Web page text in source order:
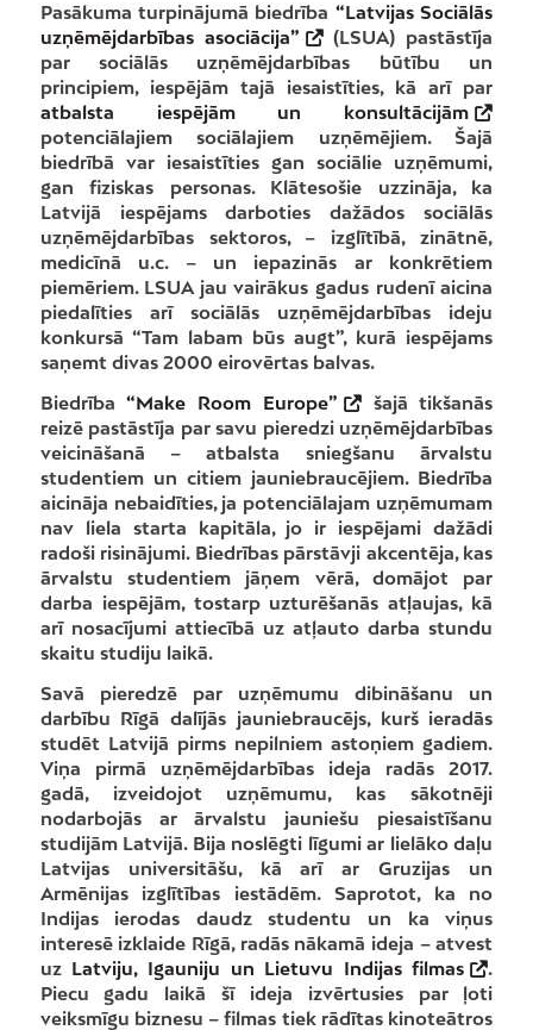
Pasākuma turpinājumā biedrība “Latvijas Sociālās
uzņēmējdarbības asociācija”
(LSUA) pastāstīja
par sociālās uzņēmējdarbības būtību un
principiem, iespējām tajā iesaistīties, kā arī par
atbalsta iespējām un konsultācijām
potenciālajiem sociālajiem uzņēmējiem. Šajā
biedrībā var iesaistīties gan sociālie uzņēmumi,
gan fiziskas personas. Klātesošie uzzināja, ka
Latvijā iespējams darboties dažādos sociālās
uzņēmējdarbības sektoros, – izglītībā, zinātnē,
medicīnā u.c. – un iepazinās ar konkrētiem
piemēriem. LSUA jau vairākus gadus rudenī aicina
piedalīties arī sociālās uzņēmējdarbības ideju
konkursā “Tam labam būs augt”, kurā iespējams
saņemt divas 2000 eirovērtas balvas.
Biedrība“Make Room Europe”
šajā tikšanās
reizē pastāstīja par savu pieredzi uzņēmējdarbības
veicināšanā – atbalsta sniegšanu ārvalstu
studentiem un citiem jauniebraucējiem. Biedrība
aicināja nebaidīties, ja potenciālajam uzņēmumam
nav liela starta kapitāla, jo ir iespējami dažādi
radoši risinājumi. Biedrības pārstāvji akcentēja, kas
ārvalstu studentiem jāņem vērā, domājot par
darba iespējām, tostarp uzturēšanās atļaujas, kā
arī nosacījumi attiecībā uz atļauto darba stundu
skaitu studiju laikā.
Savā pieredzē par uzņēmumu dibināšanu un
darbību Rīgā dalījās jauniebraucējs, kurš ieradās
studēt Latvijā pirms nepilniem astoņiem gadiem.
Viņa pirmā uzņēmējdarbības ideja radās 2017.
gadā, izveidojot uzņēmumu, kas sākotnēji
nodarbojās ar ārvalstu jauniešu piesaistīšanu
studijām Latvijā. Bija noslēgti līgumi ar lielāko daļu
Latvijas universitāšu, kā arī ar Gruzijas un
Armēnijas izglītības iestādēm. Saprotot, ka no
Indijas ierodas daudz studentu un ka viņus
interesē izklaide Rīgā, radās nākamā ideja – atvest
uz Latviju, Igauniju un Lietuvu Indijas filmas
.
Piecu gadu laikā šī ideja izvērtusies par ļoti
veiksmīgu biznesu – filmas tiek rādītas kinoteātros